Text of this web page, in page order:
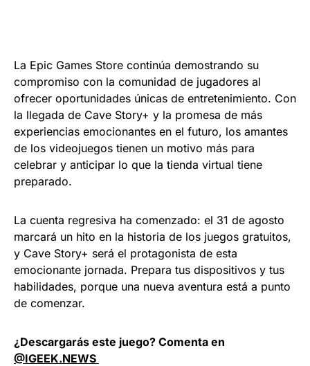
La Epic Games Store continúa demostrando su
compromiso con la comunidad de jugadores al
ofrecer oportunidades únicas de entretenimiento. Con
la llegada de Cave Story+ y la promesa de más
experiencias emocionantes en el futuro, los amantes
de los videojuegos tienen un motivo más para
celebrar y anticipar lo que la tienda virtual tiene
preparado.
La cuenta regresiva ha comenzado: el 31 de agosto
marcará un hito en la historia de los juegos gratuitos,
y Cave Story+ será el protagonista de esta
emocionante jornada. Prepara tus dispositivos y tus
habilidades, porque una nueva aventura está a punto
de comenzar.
¿Descargarás este juego? Comenta en
@IGEEK.NEWS